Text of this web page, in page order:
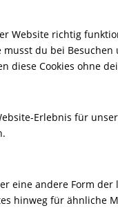
Website richtig
musst du bei
diese Cookies ohne
Erlebnis für
eine andere Form
hinweg für ähnliche